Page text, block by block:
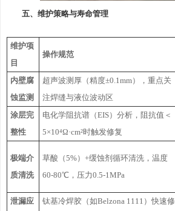
五、维护策略与寿命管理
维护项
目
操作规范
内壁腐
蚀监测
超声波测厚（精度±0.1mm），重点关
注焊缝与液位波动区
涂层完
整性
电化学阻抗谱（EIS）分析，阻抗值＜
5×10⁴Ω·cm²时触发修复
极端介
质清洗
草酸（5%）+缓蚀剂循环清洗，温度
60-80℃，压力0.5-1MPa
泄漏应
钛基冷焊胶（如Belzona 1111）快速修